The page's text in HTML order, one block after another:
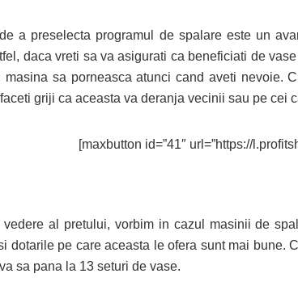
a preselecta programul de spalare este un
daca vreti sa va asigurati ca beneficiati de
masina sa porneasca atunci cand aveti nevoie.
griji ca aceasta va deranja vecinii sau pe cei
[maxbutton id=”41″ url=”https://
vedere al pretului, vorbim in cazul masinii de
dotarile pe care aceasta le ofera sunt mai bune.
sa pana la 13 seturi de vase.